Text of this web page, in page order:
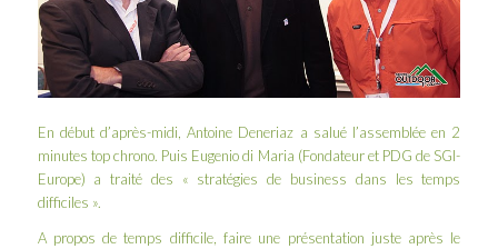
En début d’après-midi,Antoine Deneriaz a salué l’assemblée en 2
minutes top chrono. Puis Eugenio di Maria (Fondateur et PDG de SGI-
Europe) a traité des « stratégies de business dans les temps
difficiles ».
A propos de temps difficile, faire une présentation juste après le